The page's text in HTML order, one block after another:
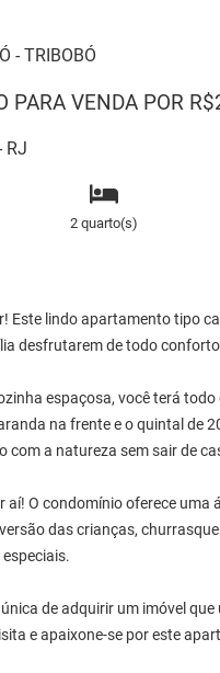
- TRIBOBÓ
PARA VENDA POR
RJ
2 quarto(s)
Este lindo apartamento tipo
desfrutarem de todo
espaçosa, você terá
na frente e o quintal de
com a natureza sem sair de
aí! O condomínio oferece
das crianças,
de adquirir um imóvel
e apaixone-se por este